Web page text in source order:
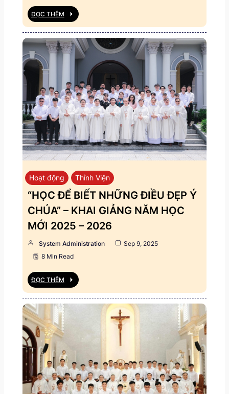
ĐỌC THÊM
Hoạt động Thỉnh Viện
“HỌC ĐỂ BIẾT NHỮNG ĐIỀU ĐẸP Ý
CHÚA” – KHAI GIẢNG NĂM HỌC
MỚI 2025 – 2026
System Administration
Sep 9, 2025
8 Min Read
ĐỌC THÊM